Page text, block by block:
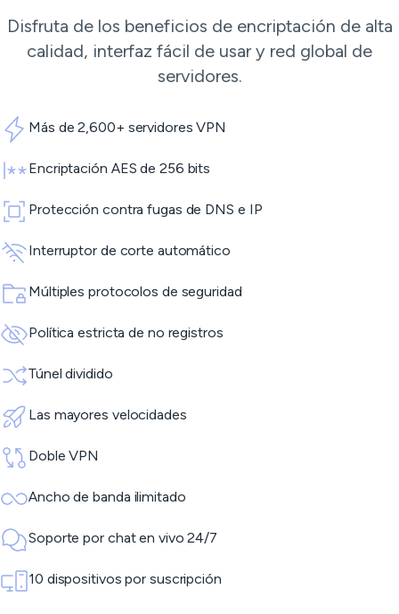
Disfruta de los beneficios de encriptación de alta
calidad, interfaz fácil de usar y red global de
servidores.
Más de 2,600+ servidores VPN
Encriptación AES de 256 bits
Protección contra fugas de DNS e IP
Interruptor de corte automático
Múltiples protocolos de seguridad
Política estricta de no registros
Túnel dividido
Las mayores velocidades
Doble VPN
Ancho de banda ilimitado
Soporte por chat en vivo 24/7
10 dispositivos por suscripción